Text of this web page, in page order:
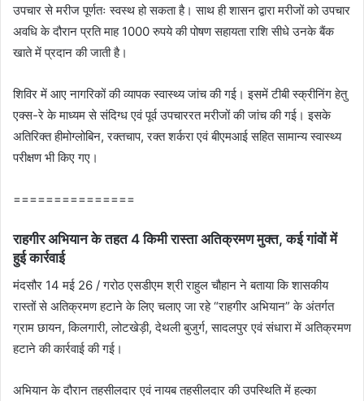
उपचार से मरीज पूर्णतः स्वस्थ हो सकता है। साथ ही शासन द्वारा मरीजों को उपचार
अवधि के दौरान प्रति माह 1000 रुपये की पोषण सहायता राशि सीधे उनके बैंक
खाते में प्रदान की जाती है।
शिविर में आए नागरिकों की व्यापक स्वास्थ्य जांच की गई। इसमें टीबी स्क्रीनिंग हेतु
एक्स-रे के माध्यम से संदिग्ध एवं पूर्व उपचाररत मरीजों की जांच की गई। इसके
अतिरिक्त हीमोग्लोबिन, रक्तचाप, रक्त शर्करा एवं बीएमआई सहित सामान्य स्वास्थ्य
परीक्षण भी किए गए।
===============
राहगीर अभियान के तहत 4 किमी रास्ता अतिक्रमण मुक्त, कई गांवों में
हुई कार्रवाई
मंदसौर 14 मई 26 / गरोठ एसडीएम श्री राहुल चौहान ने बताया कि शासकीय
रास्तों से अतिक्रमण हटाने के लिए चलाए जा रहे “राहगीर अभियान” के अंतर्गत
ग्राम छायन, किलगारी, लोटखेड़ी, देथली बुजुर्ग, सादलपुर एवं संधारा में अतिक्रमण
हटाने की कार्रवाई की गई।
अभियान के दौरान तहसीलदार एवं नायब तहसीलदार की उपस्थिति में हल्का